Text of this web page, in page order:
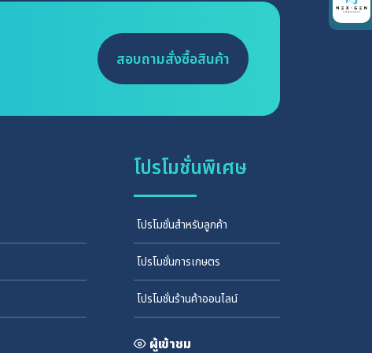
สอบถามสั่งซื้อสินค้า
โปรโมชั่นพิเศษ
โปรโมชั่นสำหรับลูกค้า
โปรโมชั่นการเกษตร
โปรโมชั่นร้านค้าออนไลน์
ผู้เข้าชม